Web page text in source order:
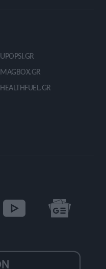
UPOPSI.GR
MAGBOX.GR
HEALTHFUEL.GR